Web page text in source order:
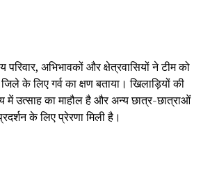
परिवार, अभिभावकों और क्षेत्रवासियों ने टीम को
के लिए गर्व का क्षण बताया। खिलाड़ियों की
में उत्साह का माहौल है और अन्य छात्र-छात्राओं
के लिए प्रेरणा मिली है।